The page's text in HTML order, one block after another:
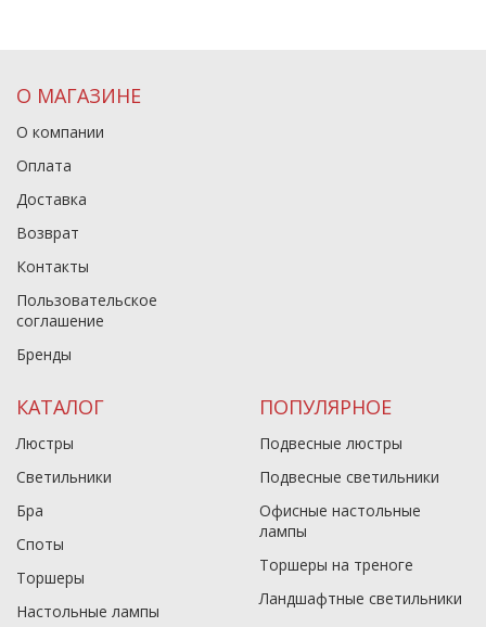
О МАГАЗИНЕ
О компании
Оплата
Доставка
Возврат
Контакты
Пользовательское
соглашение
Бренды
КАТАЛОГ
Люстры
Светильники
Бра
Споты
Торшеры
Настольные лампы
ПОПУЛЯРНОЕ
Подвесные люстры
Подвесные светильники
Офисные настольные
лампы
Торшеры на треноге
Ландшафтные светильники